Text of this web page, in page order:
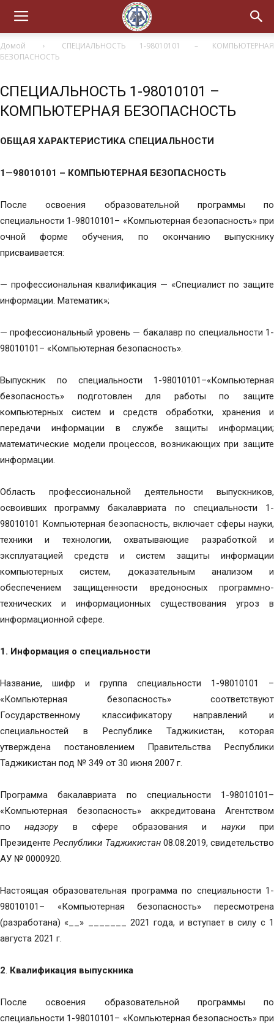
Домой
СПЕЦИАЛЬНОСТЬ 1-98010101 – КОМПЬЮТЕРНАЯ
БЕЗОПАСНОСТЬ
СПЕЦИАЛЬНОСТЬ 1-98010101 –
КОМПЬЮТЕРНАЯ БЕЗОПАСНОСТЬ
ОБЩАЯ ХАРАКТЕРИСТИКА СПЕЦИАЛЬНОСТИ
1—98010101 – КОМПЬЮТЕРНАЯ БЕЗОПАСНОСТЬ
После освоения образовательной программы по
специальности 1-98010101– «Компьютерная безопасность» при
очной форме обучения, по окончанию выпускнику
присваивается:
— профессиональная квалификация — «Специалист по защите
информации. Математик»;
— профессиональный уровень — бакалавр по специальности 1-
98010101– «Компьютерная безопасность».
Выпускник по специальности 1-98010101–«Компьютерная
безопасность» подготовлен для работы по защите
компьютерных систем и средств обработки, хранения и
передачи информации в службе защиты информации;
математические модели процессов, возникающих при защите
информации.
Область профессиональной деятельности выпускников,
освоивших программу бакалавриата по специальности 1-
98010101 Компьютерная безопасность, включает сферы науки,
техники и технологии, охватывающие разработкой и
эксплуатацией средств и систем защиты информации
компьютерных систем, доказательным анализом и
обеспечением защищенности вредоносных программно-
технических и информационных существования угроз в
информационной сфере.
1. Информация о специальности
Название, шифр и группа специальности 1-98010101 –
«Компьютерная безопасность» соответствуют
Государственному классификатору направлений и
специальностей в Республике Таджикистан, которая
утверждена постановлением Правительства Республики
Таджикистан под № 349 от 30 июня 2007 г.
Программа бакалавриата по специальности 1-98010101–
«Компьютерная безопасность» аккредитована Агентством
понадзорув сфере образования и наукипри
ПрезидентеРеспублики Таджикистан08.08.2019, свидетельство
АУ № 0000920.
Настоящая образовательная программа по специальности 1-
98010101– «Компьютерная безопасность» пересмотрена
(разработана) «__» _______ 2021 года, и вступает в силу с 1
августа 2021 г.
2. Квалификация выпускника
После освоения образовательной программы по
специальности 1-98010101– «Компьютерная безопасность» при